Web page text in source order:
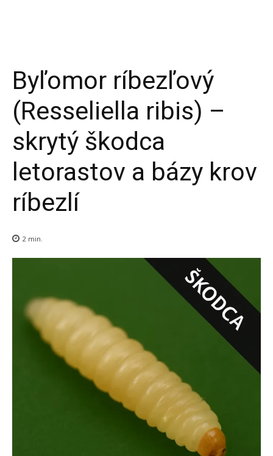
Byľomor ríbezľový
(Resseliella ribis) –
skrytý škodca
letorastov a bázy krov
ríbezlí
2 min.